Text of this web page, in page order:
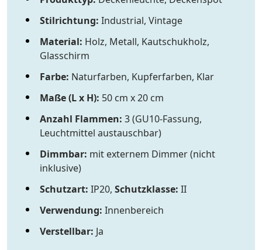
Stilrichtung: Industrial, Vintage
Material: Holz, Metall, Kautschukholz,
Glasschirm
Farbe: Naturfarben, Kupferfarben, Klar
Maße (L x H): 50 cm x 20 cm
Anzahl Flammen: 3 (GU10-Fassung,
Leuchtmittel austauschbar)
Dimmbar: mit externem Dimmer (nicht
inklusive)
Schutzart: IP20, Schutzklasse: II
Verwendung: Innenbereich
Verstellbar: Ja